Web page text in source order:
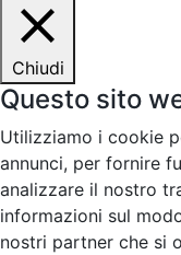
Chiudi
Questo sito
Utilizziamo i cookie
annunci, per fornire
analizzare il nostro
informazioni sul
nostri partner che si